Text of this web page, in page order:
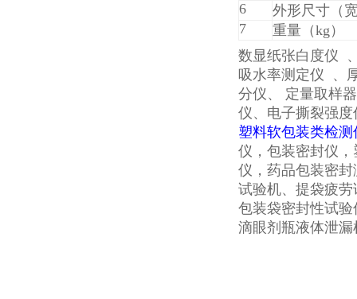
6
外形尺寸（
7
重量（kg）
数显纸张白度仪
吸水率测定仪 、
分仪、 定量取样
仪、电子撕裂强度
塑料软包装类检测
仪，包装密封仪
仪，药品包装密
试验机、提袋疲
包装袋密封性试
滴眼剂瓶液体泄漏